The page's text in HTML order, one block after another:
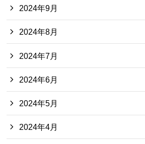
2024年9月
2024年8月
2024年7月
2024年6月
2024年5月
2024年4月